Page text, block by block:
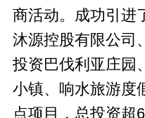
商活动。成功引进
沐源控股有限公司
投资巴伐利亚庄园
小镇、响水旅游度
点项目，总投资超